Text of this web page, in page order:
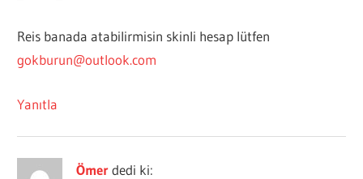
Reis banada atabilirmisin skinli hesap lütfen
gokburun@outlook.com
Yanıtla
Ömer dedi ki: